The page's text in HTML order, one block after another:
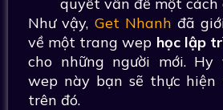
Như vậy, Get Nhanh đã
về một trang wep học lập
cho những người mới.
wep này bạn sẽ thực
trên đó.